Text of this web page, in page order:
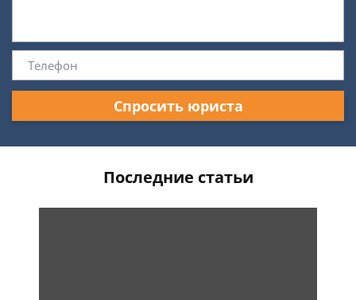
Спросить юриста
Последние статьи